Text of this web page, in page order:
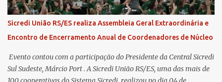
Sicredi União RS/ES realiza Assembleia Geral Extraordinária e
Encontro de Encerramento Anual de Coordenadores de Núcleo
​ Evento contou com a participação do Presidente da Central Sicredi
Sul Sudeste, Márcio Port . A Sicredi União RS/ES, uma das mais de